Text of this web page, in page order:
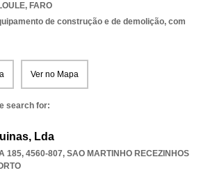
, FARO
de construção e de demolição, com
Ver no Mapa
search for:
Lda
185, 4560-807, SAO MARTINHO RECEZINHOS